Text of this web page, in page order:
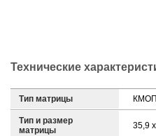
Технические
Тип матрицы
Тип и размер
матрицы
35,9